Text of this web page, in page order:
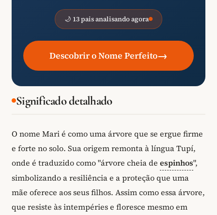
🌙 13 pais analisando agora
Descobrir o Nome Perfeito→
Significado detalhado
O nome Mari é como uma árvore que se ergue firme
e forte no solo. Sua origem remonta à língua Tupí,
onde é traduzido como "árvore cheia de espinhos",
simbolizando a resiliência e a proteção que uma
mãe oferece aos seus filhos. Assim como essa árvore,
que resiste às intempéries e floresce mesmo em